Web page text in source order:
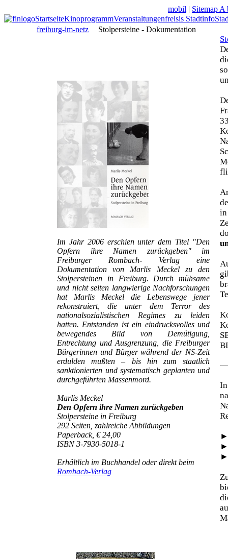
mobil | Sitemap A
StartseiteKinoprogrammVeranstaltungenfreisis Stadtinfo
freiburg-im-netz
Stolpersteine - Dokumentation
Im Jahr 2006 erschien unter dem Titel "Den
Opfern ihre Namen zurückgeben" im
Freiburger Rombach- Verlag eine
Dokumentation von Marlis Meckel zu den
Stolpersteinen in Freiburg. Durch mühsame
und nicht selten langwierige Nachforschungen
hat Marlis Meckel die Lebenswege jener
rekonstruiert, die unter dem Terror des
nationalsozialistischen Regimes zu leiden
hatten. Entstanden ist ein eindrucksvolles und
bewegendes Bild von Demütigung,
Entrechtung und Ausgrenzung, die Freiburger
Bürgerinnen und Bürger während der NS-Zeit
erdulden mußten – bis hin zum staatlich
sanktionierten und systematisch geplanten und
durchgeführten Massenmord.
Marlis Meckel
Den Opfern ihre Namen zurückgeben
Stolpersteine in Freiburg
292 Seiten, zahlreiche Abbildungen
Paperback, € 24,00
ISBN 3-7930-5018-1
Erhältlich im Buchhandel oder direkt beim
Rombach-Verlag